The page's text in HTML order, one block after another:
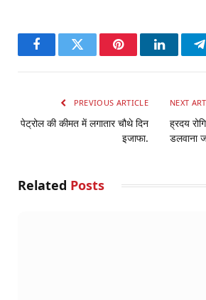
FacebookTwitter PinterestLinkedIn
PREVIOUS ARTICLE
पेट्रोल की कीमत में लगातार चौथे दिन
इजाफा.
NEXT
ह्रदय
डलवाना
Related Posts